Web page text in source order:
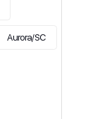
Aurora/SC